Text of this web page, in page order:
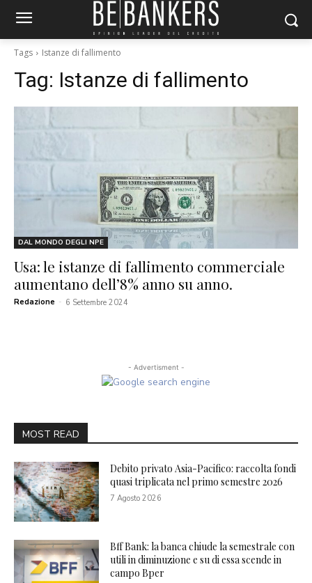
Tags Istanze di fallimento
Tag: Istanze di fallimento
DAL MONDO DEGLI NPE
Usa: le istanze di fallimento commerciale
aumentano dell’8% anno su anno.
Redazione - 6 Settembre 2024
- Advertisment -
MOST READ
Debito privato Asia-Pacifico: raccolta fondi
quasi triplicata nel primo semestre 2026
7 Agosto 2026
Bff Bank: la banca chiude la semestrale con
utili in diminuzione e su di essa scende in
campo Bper